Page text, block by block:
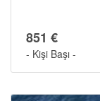
851 €
- Kişi Başı -